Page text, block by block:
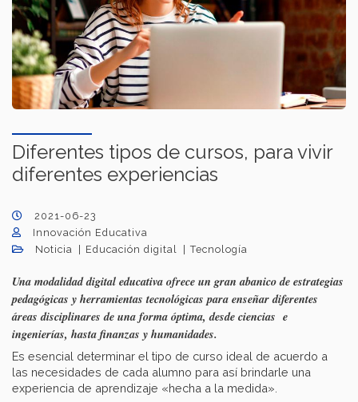
Diferentes tipos de cursos, para vivir
diferentes experiencias
2021-06-23
Innovación Educativa
Noticia
Educación digital Tecnología
Una modalidad digital educativa ofrece un gran abanico de estrategias
pedagógicas y herramientas tecnológicas para enseñar diferentes
áreas disciplinares de una forma óptima, desde ciencias e
ingenierías, hasta finanzas y humanidades.
Es esencial determinar el tipo de curso ideal de acuerdo a
las necesidades de cada alumno para así brindarle una
experiencia de aprendizaje «hecha a la medida».